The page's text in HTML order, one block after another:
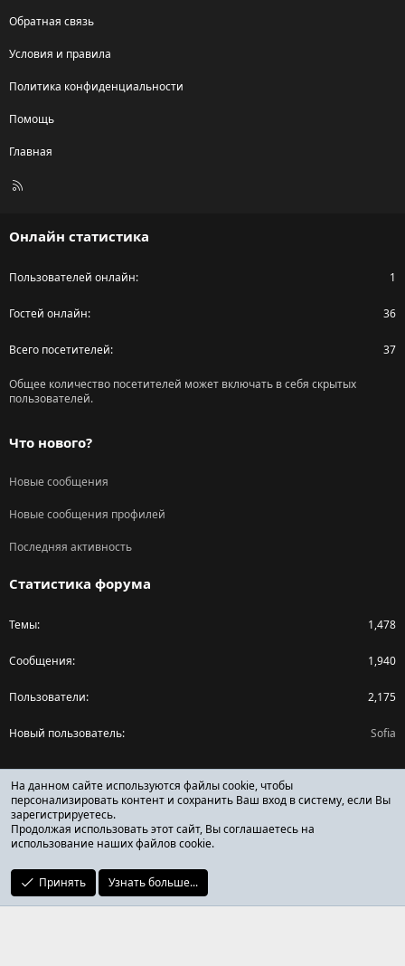
Обратная связь
Условия и правила
Политика конфиденциальности
Помощь
Главная
R
Онлайн статистика
Пользователей онлайн 1
Гостей онлайн 36
Всего посетителей 37
Общее количество посетителей может включать в себя скрытых
пользователей.
Что нового?
Новые сообщения
Новые сообщения профилей
Последняя активность
Статистика форума
Темы 1,478
Сообщения 1,940
Пользователи 2,175
Новый пользователь Sofia
Поделиться страницей
Facebook
X (Twitter)
Reddit
ОТЗЫВЫ ОНЛАЙН ФОРУМ
На данном сайте используются файлы cookie, чтобы
персонализировать контент и сохранить Ваш вход в систему, если Вы
зарегистрируетесь.
Продолжая использовать этот сайт, Вы соглашаетесь на
использование наших файлов cookie.
Принять Узнать больше...